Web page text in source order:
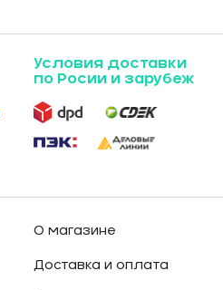
Условия доставки
по Росии и зарубеж
О магазине
Доставка и оплата